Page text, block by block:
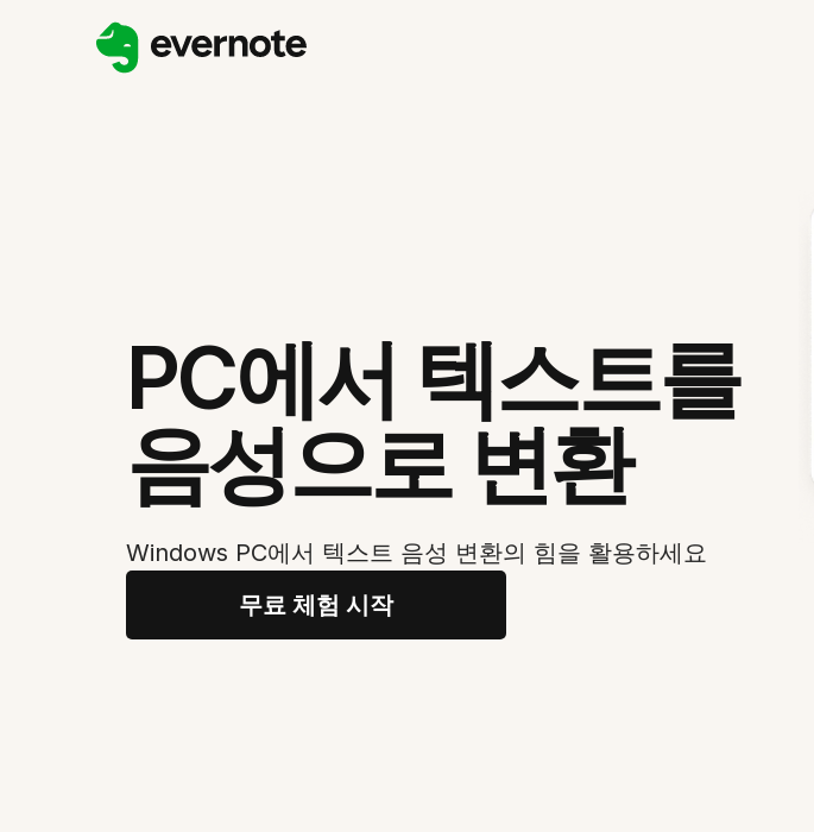
PC에서 텍스트를
음성으로 변환
Windows PC에서 텍스트 음성 변환의 힘을 활용하세요
무료 체험 시작